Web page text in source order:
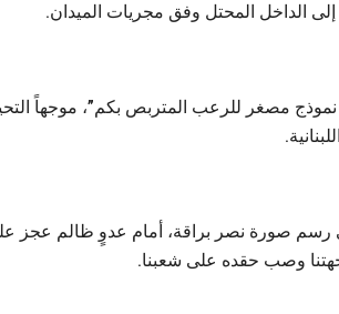
الداخل المحتل وفق مجريات الميدان.
مصغر للرعب المتربص بكم”، موجهاً
رسم صورة نصر براقة، أمام عدوٍ ظالم عجز
وصب حقده على شعبنا.